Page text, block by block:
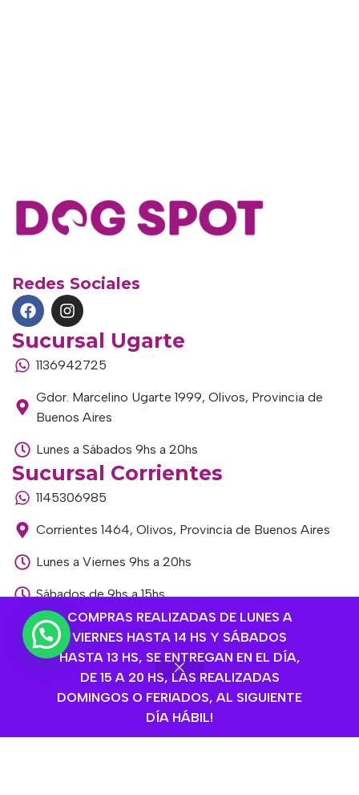
COMPRAS REALIZADAS DE LUNES A
VIERNES HASTA 14 HS Y SÁBADOS
HASTA 13 HS, SE ENTREGAN EN EL DÍA,
DE 15 A 20 HS, LAS REALIZADAS
DOMINGOS O FERIADOS, AL SIGUIENTE
DÍA HÁBIL!
Redes Sociales
Sucursal Ugarte
1136942725
Gdor. Marcelino Ugarte 1999, Olivos, Provincia de
Buenos Aires
Lunes a Sábados 9hs a 20hs
Sucursal Corrientes
1145306985
Corrientes 1464, Olivos, Provincia de Buenos Aires
Lunes a Viernes 9hs a 20hs
Sábados de 9hs a 15hs
Sucursal Libertador
1168893524
Av. del Libertador 1915, Vte. López, Provincia de
Buenos Aires